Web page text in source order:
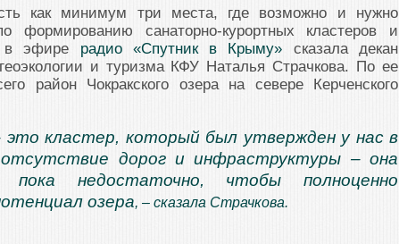
как минимум три места, где возможно и нужно
формированию санаторно-курортных кластеров и
в эфире радио «Спутник в Крыму» сказала декан
и туризма КФУ Наталья Страчкова. По ее
район Чокракского озера на севере Керченского
это кластер, который был утвержден у нас в
дорог и инфраструктуры – она
пока недостаточно, чтобы полноценно
озера, – сказала Страчкова.